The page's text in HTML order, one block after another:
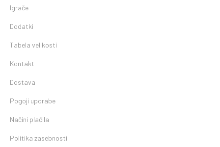
Igrače
Dodatki
Tabela velikosti
Kontakt
Dostava
Pogoji uporabe
Načini plačila
Politika zasebnosti